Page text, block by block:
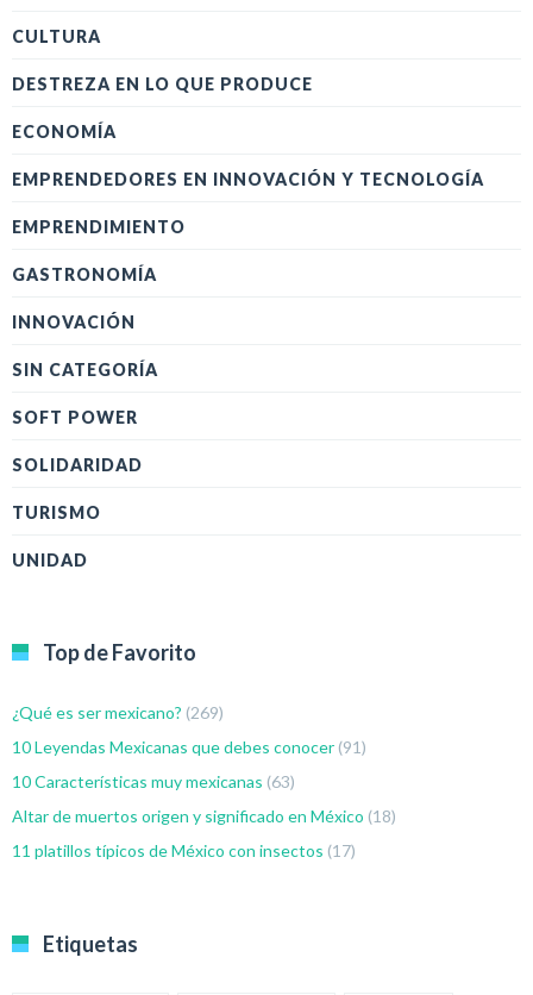
CULTURA
DESTREZA EN LO QUE PRODUCE
ECONOMÍA
EMPRENDEDORES EN INNOVACIÓN Y TECNOLOGÍA
EMPRENDIMIENTO
GASTRONOMÍA
INNOVACIÓN
SIN CATEGORÍA
SOFT POWER
SOLIDARIDAD
TURISMO
UNIDAD
Top de Favorito
¿Qué es ser mexicano? (269)
10 Leyendas Mexicanas que debes conocer (91)
10 Características muy mexicanas (63)
Altar de muertos origen y significado en México (18)
11 platillos típicos de México con insectos (17)
Etiquetas